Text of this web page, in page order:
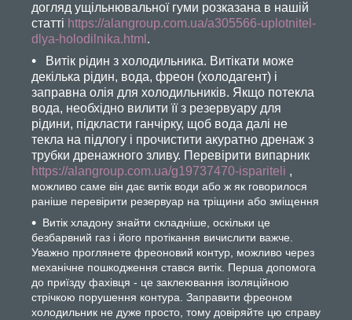
догляд ущільнювальної гуми розказана в нашій
статті https://alangroup.com.ua/a305566-uplotnitel-
dlya-holodilnika.html .
Витік рідин з холодильника. Витікати може
декілька рідин, вода, фреон (холодагент) і
заправна олія для холодильників. Якщо потекла
вода, необхідно вилити її з резервуару для
рідини, підкласти ганчірку, щоб вода далі не
текла на підлогу і прочистити акуратно дренаж з
трубки дренажного зливу. Перевірити випарник
https://alangroup.com.ua/g19737470-ispariteli ,
можливо саме він дає витік води або ж як говорилося
раніше перевірити резервуар на тріщини або зміщення
Витік хладону знайти складніше, оскільки це
безбарвний газ і його протікання вичислити важче.
Уважно проглянете фреоновий контур, можливо через
механічне пошкодження стався витік. Перша допомога
до приїзду фахівця - це заклеювання ізоляційною
стрічкою порушення контура. Заправити фреоном
холодильник не дуже просто, тому довіряйте цю справу